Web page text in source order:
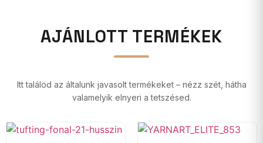
AJÁNLOTT TERMÉKEK
Itt találod az általunk javasolt termékeket – nézz szét, hátha
valamelyik elnyeri a tetszésed.